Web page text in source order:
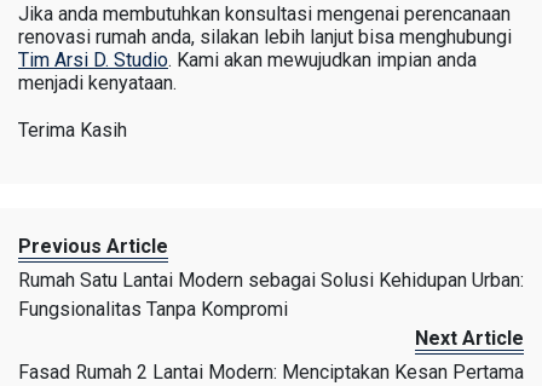
Jika anda membutuhkan konsultasi mengenai perencanaan
renovasi rumah anda, silakan lebih lanjut bisa menghubungi
Tim Arsi D. Studio. Kami akan mewujudkan impian anda
menjadi kenyataan.
Terima Kasih
Previous Article
Rumah Satu Lantai Modern sebagai Solusi Kehidupan Urban:
Fungsionalitas Tanpa Kompromi
Next Article
Fasad Rumah 2 Lantai Modern: Menciptakan Kesan Pertama